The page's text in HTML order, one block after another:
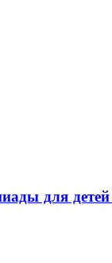
для